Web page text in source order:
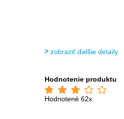
zobraziť ďalšie detaily
Hodnotenie produktu
Hodnotené 62x